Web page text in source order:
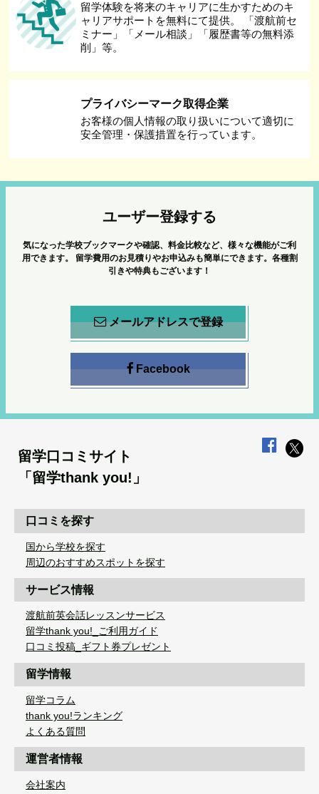
留学体験を将来のキャリアに生かすためのキ
ャリアサポートを無料にて提供。 「渡航前セ
ミナー」「メール相談」「履歴書等の無料添
削」等。
プライバシーマーク取得企業
お客様の個人情報の取り扱いについて適切に
安全管理・保護措置を行っています。
ユーザー登録する
気になった学校ブックマークや確認、料金比較など、様々な機能がご利
用できます。
留学費用のお見積りやお申込みも簡単にできます。各種割
引きや特典もございます！
メールアドレスで登録
Facebook
留学口コミサイト
「留学thank you!」
口コミを探す
国から学校を探す
周辺のおすすめスポットを探す
サービス情報
渡航前英会話レッスンサービス
留学thank you!_ご利用ガイド
口コミ投稿_ギフト券プレゼント
留学情報
留学コラム
thank you!ランキング
よくある質問
運営者情報
会社案内